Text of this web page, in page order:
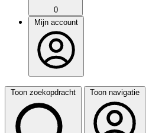
0
Mijn account
Toon zoekopdracht Toon navigatie